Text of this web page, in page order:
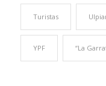
Turistas
YPF “La